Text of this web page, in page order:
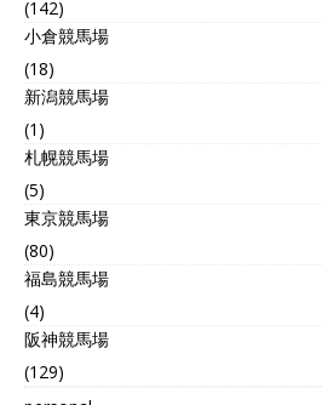
(142)
小倉競馬場
(18)
新潟競馬場
(1)
札幌競馬場
(5)
東京競馬場
(80)
福島競馬場
(4)
阪神競馬場
(129)